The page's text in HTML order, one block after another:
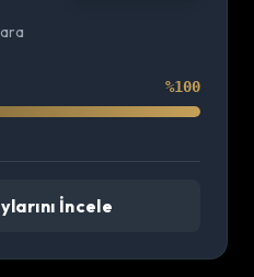
%100
İncele